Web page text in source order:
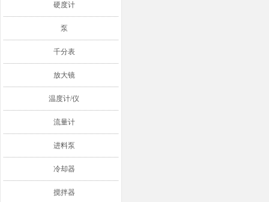
硬度计
泵
千分表
放大镜
温度计/仪
流量计
进料泵
冷却器
搅拌器